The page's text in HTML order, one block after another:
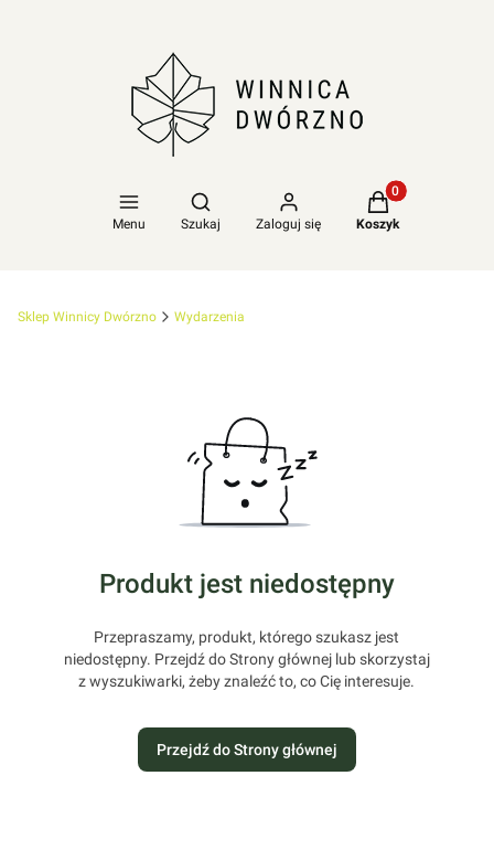
Menu
Otwórz wyszukiwarkę
Szukaj Zaloguj się
Produkty w
Koszyk
Sklep Winnicy Dwórzno Wydarzenia
Produkt jest niedostępny
Przepraszamy, produkt, którego szukasz jest
niedostępny. Przejdź do Strony głównej lub skorzystaj
z wyszukiwarki, żeby znaleźć to, co Cię interesuje.
Przejdź do Strony głównej